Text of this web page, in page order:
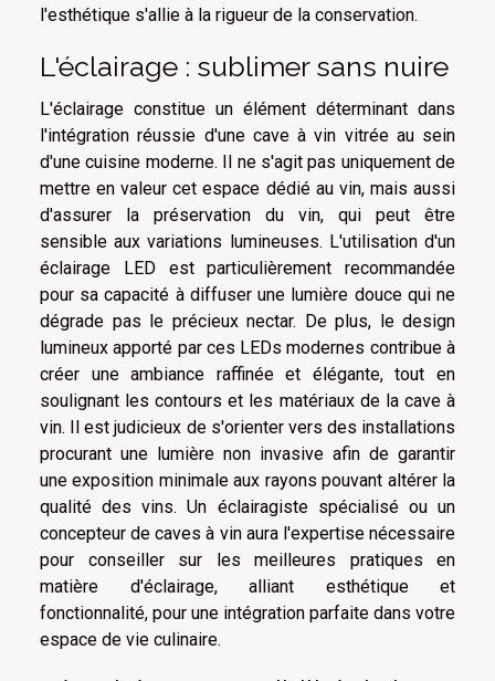
l'esthétique s'allie à la rigueur de la conservation.
L'éclairage : sublimer sans nuire
L'éclairage constitue un élément déterminant dans
l'intégration réussie d'une cave à vin vitrée au sein
d'une cuisine moderne. Il ne s'agit pas uniquement de
mettre en valeur cet espace dédié au vin, mais aussi
d'assurer la préservation du vin, qui peut être
sensible aux variations lumineuses. L'utilisation d'un
éclairage LED est particulièrement recommandée
pour sa capacité à diffuser une lumière douce qui ne
dégrade pas le précieux nectar. De plus, le design
lumineux apporté par ces LEDs modernes contribue à
créer une ambiance raffinée et élégante, tout en
soulignant les contours et les matériaux de la cave à
vin. Il est judicieux de s'orienter vers des installations
procurant une lumière non invasive afin de garantir
une exposition minimale aux rayons pouvant altérer la
qualité des vins. Un éclairagiste spécialisé ou un
concepteur de caves à vin aura l'expertise nécessaire
pour conseiller sur les meilleures pratiques en
matière d'éclairage, alliant esthétique et
fonctionnalité, pour une intégration parfaite dans votre
espace de vie culinaire.